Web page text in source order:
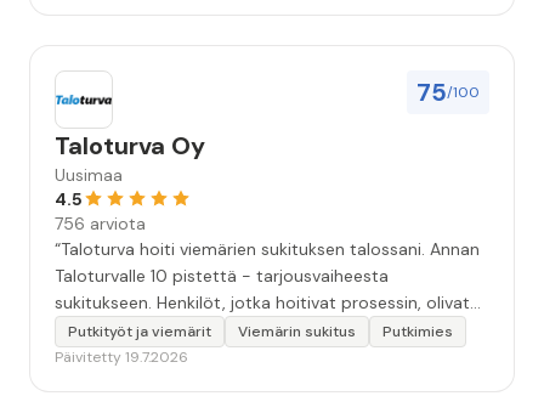
75/100
Taloturva Oy
Uusimaa
4.5
756 arviota
“Taloturva hoiti viemärien sukituksen talossani. Annan
Taloturvalle 10 pistettä - tarjousvaiheesta
sukitukseen. Henkilöt, jotka hoitivat prosessin, olivat
ammattitaitoisia ja miellyttäviä. Remontin jälkeen
saamani materiaali tehtävän suorittamisesta oli
Putkityöt ja viemärit Viemärin sukitus
Putkimies
Päivitetty 19.7.2026